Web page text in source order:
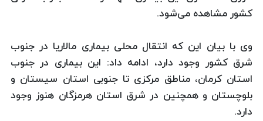
كشور مشاهده می‌شود.
وی با بیان این كه انتقال محلی بیماری مالاریا در جنوب
شرق كشور وجود دارد، ادامه داد: این بیماری در جنوب
استان كرمان، مناطق مركزی تا جنوبی استان سیستان و
بلوچستان و همچنین در شرق استان هرمزگان هنوز وجود
دارد.